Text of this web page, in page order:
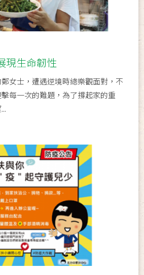
現生命韌性
女士，遭遇逆境時總樂觀面對，不
每一次的難題，為了撐起家的重